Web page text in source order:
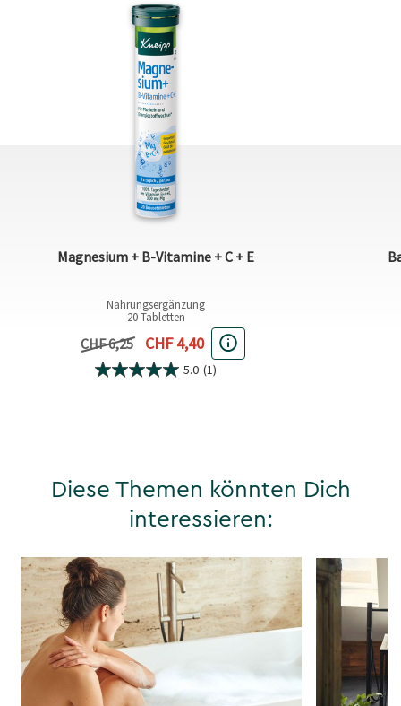
Magnesium + B-Vitamine + C + E
Nahrungsergänzung
20 Tabletten
Vorheriger Preis
CHF 6,25 Aktueller Preis
CHF 4,40
5.0 (1)
Diese Themen könnten Dich
interessieren: